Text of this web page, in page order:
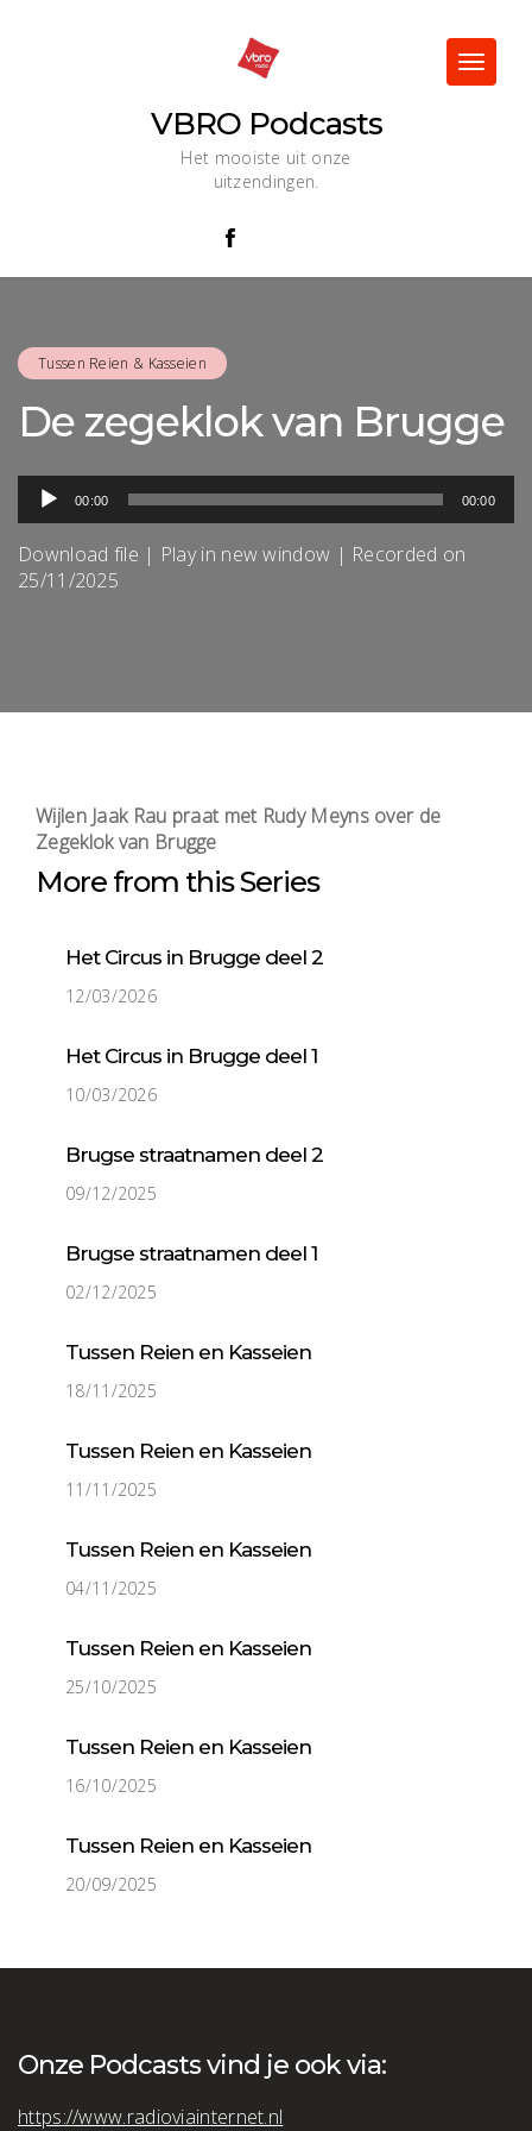
VBRO Podcasts
Het mooiste uit onze
uitzendingen.
Toggle
Tussen Reien & Kasseien
De zegeklok van Brugge
Audiospeler
00:00 00:00
Download file | Play in new window | Recorded on
25/11/2025
Wijlen Jaak Rau praat met Rudy Meyns over de
Zegeklok van Brugge
More from this Series
Het Circus in Brugge deel 2
12/03/2026
Het Circus in Brugge deel 1
10/03/2026
Brugse straatnamen deel 2
09/12/2025
Brugse straatnamen deel 1
02/12/2025
Tussen Reien en Kasseien
18/11/2025
Tussen Reien en Kasseien
11/11/2025
Tussen Reien en Kasseien
04/11/2025
Tussen Reien en Kasseien
25/10/2025
Tussen Reien en Kasseien
16/10/2025
Tussen Reien en Kasseien
20/09/2025
Onze Podcasts vind je ook via:
https://www.radioviainternet.nl